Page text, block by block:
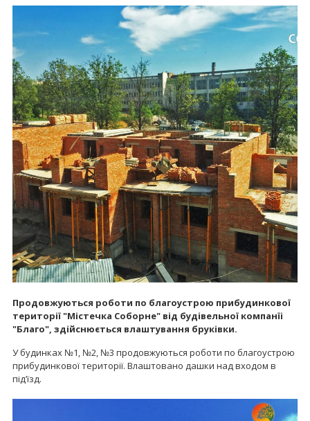
Продовжуються роботи по благоустрою прибудинкової
території "Містечка Соборне" від будівельної компанїі
"Благо", здійснюється влаштування бруківки.
У будинках №1, №2, №3 продовжуються роботи по благоустрою
прибудинкової території. Влаштовано дашки над входом в
під’їзд.